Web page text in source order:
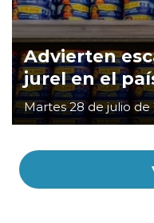
Advierten
jurel en el
Martes 28 de julio de